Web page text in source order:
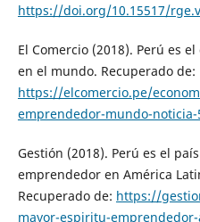
https://doi.org/10.15517/
El Comercio (2018). Perú es
en el mundo. Recuperado de:
https://elcomercio.pe/
emprendedor-mundo-
Gestión (2018). Perú es el
emprendedor en América
Recuperado de: https://
mayor-espiritu-